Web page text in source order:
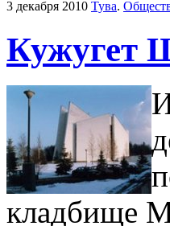
3 декабря 2010 Тува.
Кужугет
кладбище